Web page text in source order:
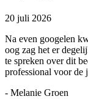
20 juli 2026
Na even googelen
oog zag het er
te spreken over dit
professional voor de
- Melanie Groen